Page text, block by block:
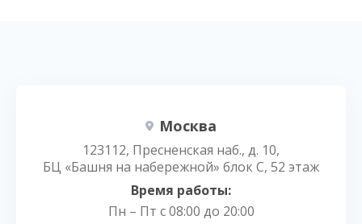
Москва
123112, Пресненская наб., д. 10,
БЦ «Башня на набережной» блок С, 52 этаж
Время работы:
Пн – Пт с 08:00 до 20:00